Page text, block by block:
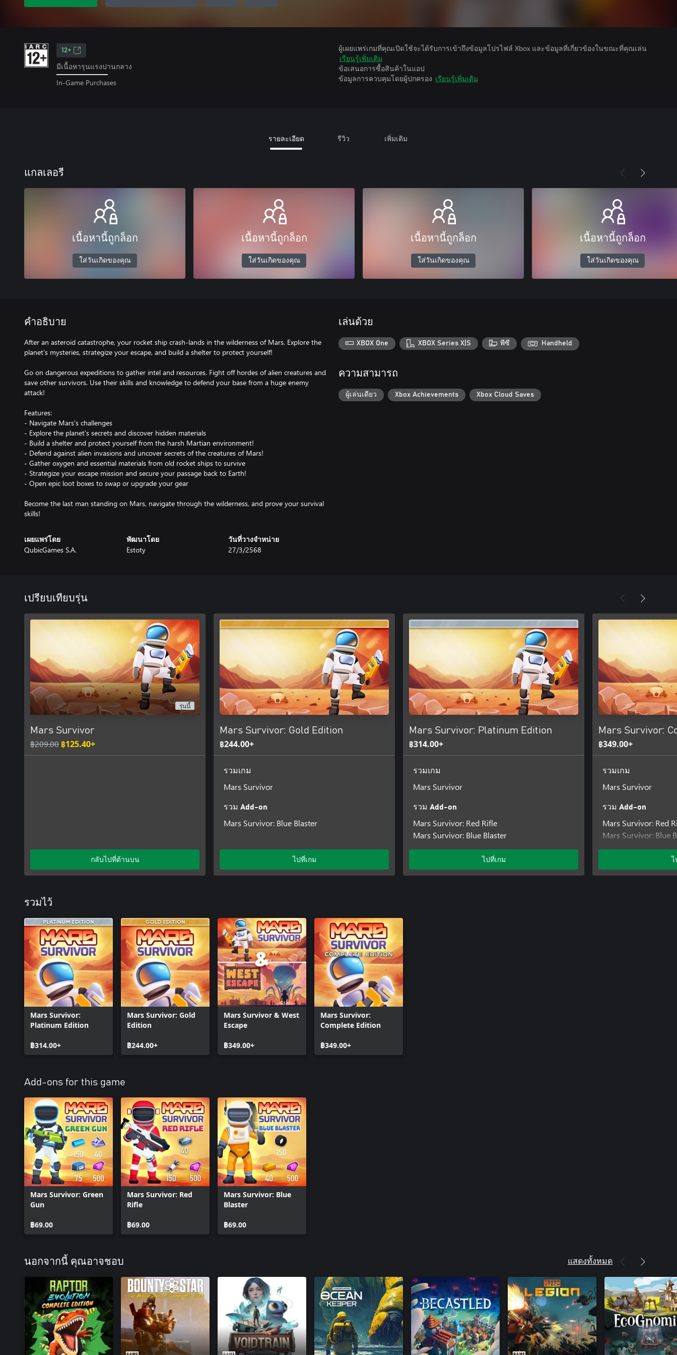
12+
มีเนื้อหารุนแรงปานกลาง
In-Game Purchases
ผู้เผยแพร่เกมที่คุณเปิดใช้จะได้รับการเข้าถึงข้อมูลโปรไฟล์ Xbox และข้อมูลที่เกี่ยวข้องในขณะที่คุณเล่น
เรียนรู้เพิ่มเติม
ข้อเสนอการซื้อสินค้าในแอป
ข้อมูลการควบคุมโดยผู้ปกครอง เรียนรู้เพิ่มเติม
รายละเอียด รีวิว เพิ่มเติม
แกลเลอรี
เนื้อหานี้ถูกล็อก
ใส่วันเกิดของคุณ
เนื้อหานี้ถูกล็อก
ใส่วันเกิดของคุณ
เนื้อหานี้ถูกล็อก
ใส่วันเกิดของคุณ
เนื้อหานี้ถูกล็อก
ใส่วันเกิดของคุณ
คำอธิบาย
After an asteroid catastrophe, your rocket ship crash-lands in the wilderness of Mars. Explore the
planet's mysteries, strategize your escape, and build a shelter to protect yourself!
Go on dangerous expeditions to gather intel and resources. Fight off hordes of alien creatures and
save other survivors. Use their skills and knowledge to defend your base from a huge enemy
attack!
Features:
- Navigate Mars's challenges
- Explore the planet's secrets and discover hidden materials
- Build a shelter and protect yourself from the harsh Martian environment!
- Defend against alien invasions and uncover secrets of the creatures of Mars!
- Gather oxygen and essential materials from old rocket ships to survive
- Strategize your escape mission and secure your passage back to Earth!
- Open epic loot boxes to swap or upgrade your gear
Become the last man standing on Mars, navigate through the wilderness, and prove your survival
skills!
เผยแพร่โดย
QubicGames S.A.
พัฒนาโดย
Estoty
วันที่วางจำหน่าย
27/3/2568
เล่นด้วย
XBOX One XBOX Series X|S พีซี Handheld
ความสามารถ
ผู้เล่นเดียว Xbox Achievements Xbox Cloud Saves
เปรียบเทียบรุ่น
รุ่นนี้
Mars Survivor
฿209.00 ฿125.40+
กลับไปที่ด้านบน
Mars Survivor: Gold Edition
฿244.00+
รวมเกม
Mars Survivor
รวม Add-on
Mars Survivor: Blue Blaster
ไปที่เกม
Mars Survivor: Platinum Edition
฿314.00+
รวมเกม
Mars Survivor
รวม Add-on
Mars Survivor: Red Rifle
Mars Survivor: Blue Blaster
ไปที่เกม
Mars Survivor:
฿349.00+
รวมเกม
Mars Survivor
รวม Add-on
Mars Survivor: Red
Mars Survivor: Blue
Mars Survivor:
ไ
รวมไว้
Mars Survivor:
Platinum Edition
฿314.00+
Mars Survivor: Gold
Edition
฿244.00+
Mars Survivor & West
Escape
฿349.00+
Mars Survivor:
Complete Edition
฿349.00+
Add-ons for this game
Mars Survivor: Green
Gun
฿69.00
Mars Survivor: Red
Rifle
฿69.00
Mars Survivor: Blue
Blaster
฿69.00
นอกจากนี้ คุณอาจชอบ แสดงทั้งหมด